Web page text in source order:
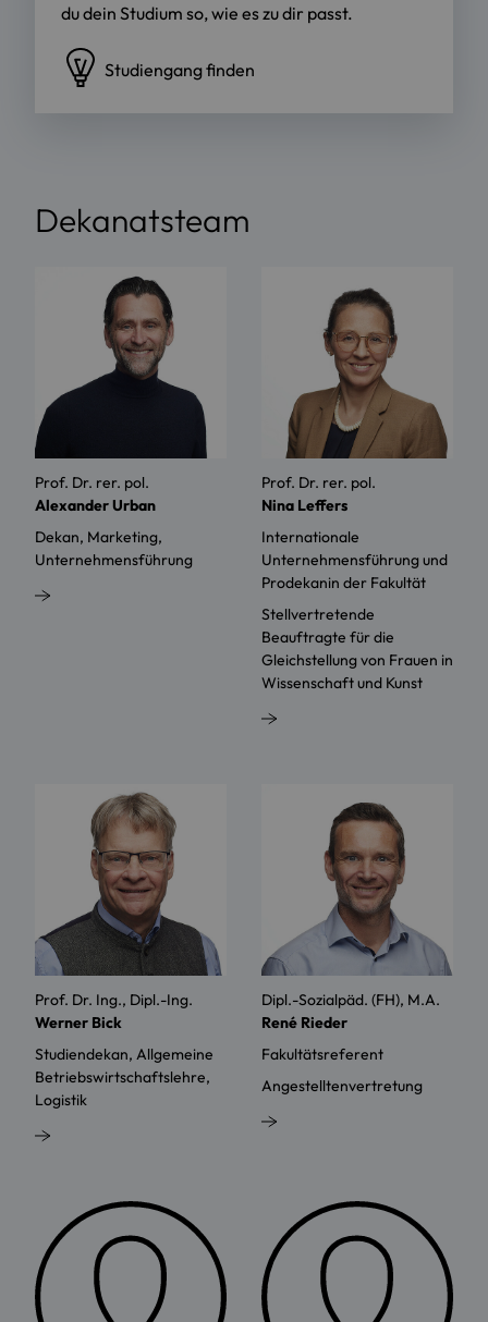
du dein Studium so, wie es zu dir passt.
Studiengang finden
Dekanatsteam
Prof. Dr. rer. pol.
Alexander Urban
Dekan, Marketing,
Unternehmensführung
Prof. Dr. rer. pol.
Nina Leffers
Internationale
Unternehmensführung und
Prodekanin der Fakultät
Stellvertretende
Beauftragte für die
Gleichstellung von Frauen in
Wissenschaft und Kunst
Prof. Dr. Ing., Dipl.-Ing.
Werner Bick
Studiendekan, Allgemeine
Betriebswirtschaftslehre,
Logistik
Dipl.-Sozialpäd. (FH), M.A.
René Rieder
Fakultätsreferent
Angestelltenvertretung